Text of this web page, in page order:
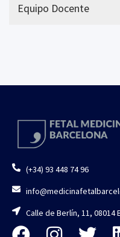
Equipo Docente
(+34) 93 448 74 96
Calle de Berlín, 11, 08014